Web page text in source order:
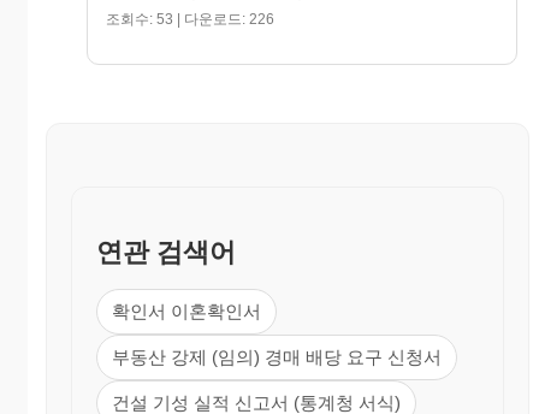
조회수: 53 | 다운로드: 226
연관 검색어
확인서 이혼확인서
부동산 강제 (임의) 경매 배당 요구 신청서
건설 기성 실적 신고서 (통계청 서식)